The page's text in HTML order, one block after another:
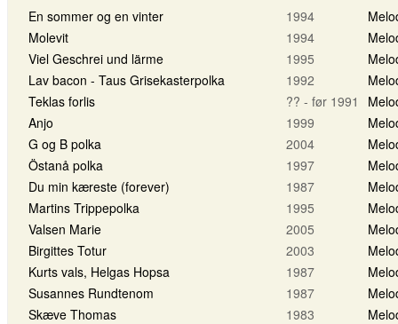
En sommer og en vinter
1994
Molevit
1994
Viel Geschrei und lärme
1995
Lav bacon - Taus Grisekasterpolka
1992
Teklas forlis
?? - før 1991
Anjo
1999
G og B polka
2004
Östanå polka
1997
Du min kæreste (forever)
1987
Martins Trippepolka
1995
Valsen Marie
2005
Birgittes Totur
2003
Kurts vals, Helgas Hopsa
1987
Susannes Rundtenom
1987
Skæve Thomas
1983